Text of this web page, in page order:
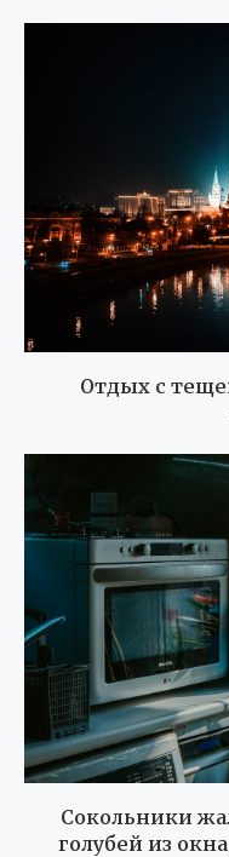
Отдых с
Сокольники
голубей из